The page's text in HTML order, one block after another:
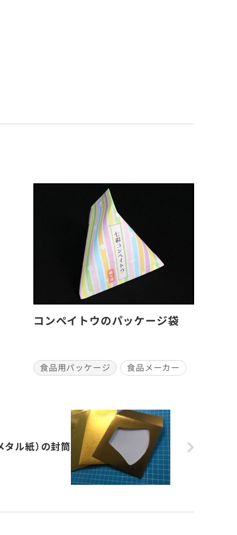
コンペイトウのパッケージ袋
食品用パッケージ 食品メーカー
タル紙）の封筒